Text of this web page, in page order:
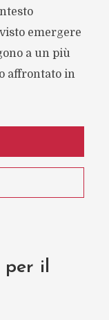
emergere
a un più
affrontato in
per il